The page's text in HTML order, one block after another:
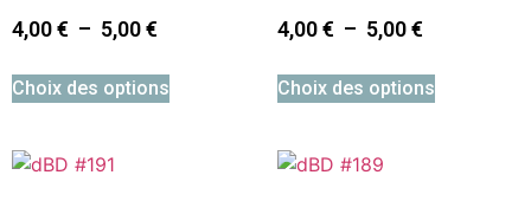
4,00€ – 5,00€
Choix des options
4,00€ – 5,00€
Choix des options